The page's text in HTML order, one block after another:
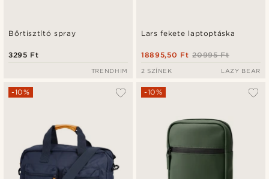
Bőrtisztító spray
3295 Ft
TRENDHIM
Lars fekete laptoptáska
20995 Ft
18895,50 Ft
2 SZÍNEK LAZY BEAR
-10% -10%